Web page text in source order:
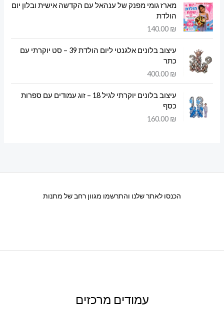
מארז גומי מפנק של ענהאל עם הקדשה אישית ובלון יום
הולדת
140.00 ₪
עיצוב בלונים אלגנטי ליום הולדת 39 – סט יוקרתי עם
כתר
400.00 ₪
עיצוב בלונים יוקרתי לגיל 18 – זוג עמודים עם ספרות
כסף
160.00 ₪
הכנסו לאתר שלנו והתרשמו מגוון רחב של מתנות
עמודים מרכזים